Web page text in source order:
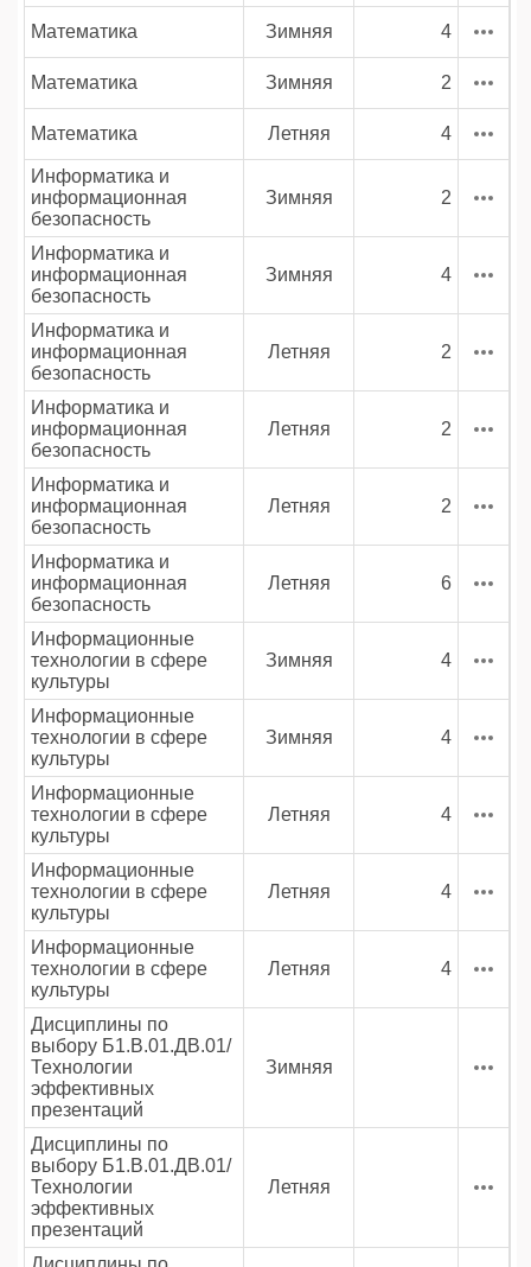
Математика Зимняя 4
Математика Зимняя 2
Математика Летняя 4
Информатика и
информационная
безопасность
Зимняя 2
Информатика и
информационная
безопасность
Зимняя 4
Информатика и
информационная
безопасность
Летняя 2
Информатика и
информационная
безопасность
Летняя 2
Информатика и
информационная
безопасность
Летняя 2
Информатика и
информационная
безопасность
Летняя 6
Информационные
технологии в сфере
культуры
Зимняя 4
Информационные
технологии в сфере
культуры
Зимняя 4
Информационные
технологии в сфере
культуры
Летняя 4
Информационные
технологии в сфере
культуры
Летняя 4
Информационные
технологии в сфере
культуры
Летняя 4
Дисциплины по
выбору Б1.В.01.ДВ.01/
Технологии
эффективных
презентаций
Зимняя
Дисциплины по
выбору Б1.В.01.ДВ.01/
Технологии
эффективных
презентаций
Летняя